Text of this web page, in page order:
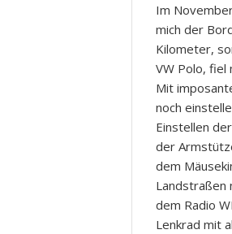
Im
mich der
Kilometer,
VW Polo,
Mit
noch
Einstellen
der
dem
Landstraßen
dem Radio
Lenkrad mit